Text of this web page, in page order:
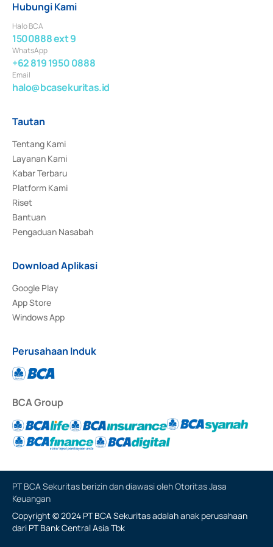
Hubungi Kami
Halo BCA
1500888 ext 9
WhatsApp
+62 819 1950 0888
Email
halo@bcasekuritas.id
Tautan
Tentang Kami
Layanan Kami
Kabar Terbaru
Platform Kami
Riset
Bantuan
Pengaduan Nasabah
Download Aplikasi
Google Play
App Store
Windows App
Perusahaan Induk
BCA Group
PT BCA Sekuritas berizin dan diawasi oleh Otoritas Jasa
Keuangan
Copyright © 2024 PT BCA Sekuritas adalah anak perusahaan
dari PT Bank Central Asia Tbk